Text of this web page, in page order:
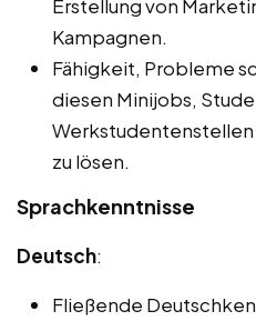
Erstellung von
Kampagnen.
Fähigkeit, Probleme
diesen Minijobs,
Werkstudentenstellen
zu lösen.
Sprachkenntnisse
Deutsch:
Fließende